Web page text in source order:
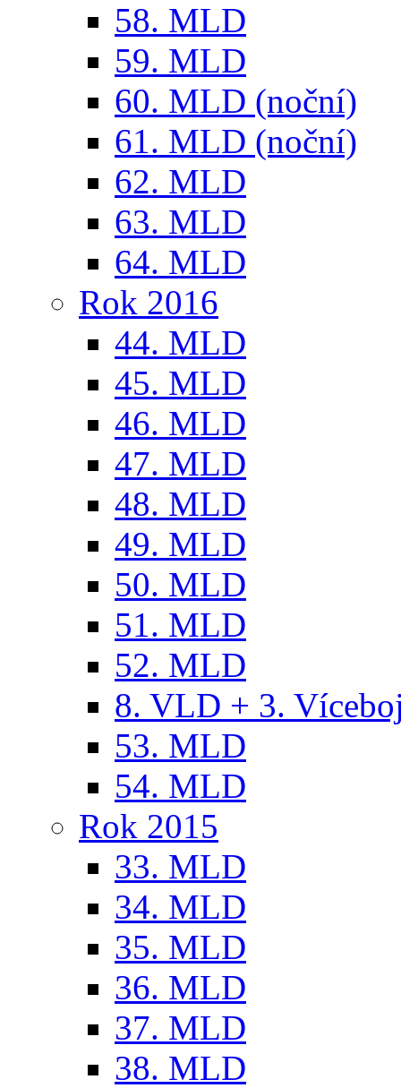
58. MLD
59. MLD
60. MLD (noční)
61. MLD (noční)
62. MLD
63. MLD
64. MLD
Rok 2016
44. MLD
45. MLD
46. MLD
47. MLD
48. MLD
49. MLD
50. MLD
51. MLD
52. MLD
8. VLD + 3.
53. MLD
54. MLD
Rok 2015
33. MLD
34. MLD
35. MLD
36. MLD
37. MLD
38. MLD